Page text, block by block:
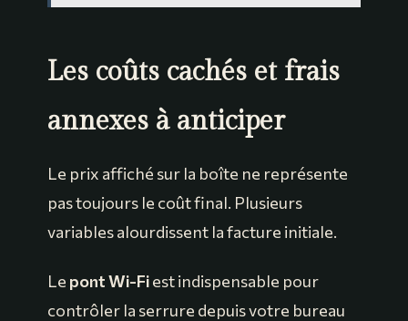
Les coûts cachés et frais
annexes à anticiper
Le prix affiché sur la boîte ne représente
pas toujours le coût final. Plusieurs
variables alourdissent la facture initiale.
Le pont Wi-Fiest indispensable pour
contrôler la serrure depuis votre bureau